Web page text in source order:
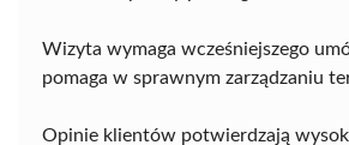
Wizyta wymaga wcześniejszego
pomaga w sprawnym zarządzaniu
Opinie klientów potwierdzają